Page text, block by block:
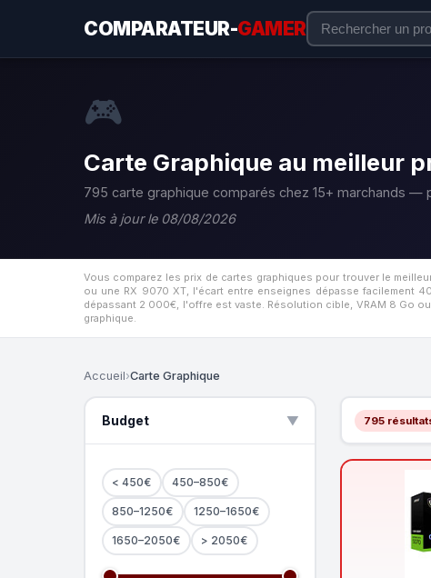
COMPARATEUR-GAMER
🎮
Carte Graphique au meilleur
795 carte graphique comparés chez 15+ marchands —
Mis à jour le 08/08/2026
Vous comparez les prix de cartes graphiques pour trouver le
ou une RX 9070 XT, l'écart entre enseignes dépasse facilement
dépassant 2 000€, l'offre est vaste. Résolution cible, VRAM 8 Go
graphique.
Accueil›Carte Graphique
Budget ▲
< 450€ 450–850€
850–1250€ 1250–1650€
1650–2050€ > 2050€
795